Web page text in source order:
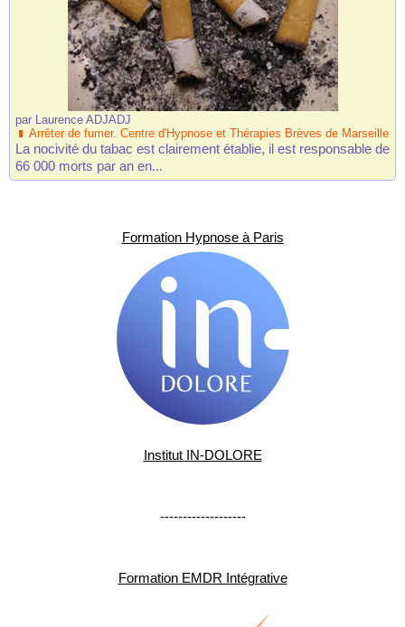
par Laurence ADJADJ
Arrêter de fumer. Centre d'Hypnose et Thérapies Brèves de Marseille
La nocivité du tabac est clairement établie, il est responsable de
66 000 morts par an en...
Formation Hypnose à Paris
Institut IN-DOLORE
-------------------
Formation EMDR Intégrative